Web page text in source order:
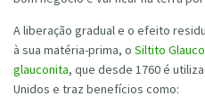
A liberação gradual e o efeito
à sua matéria-prima, o Siltito
glauconita, que desde 1760 é
Unidos e traz benefícios como: